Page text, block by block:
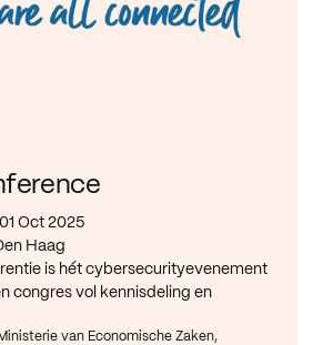
Oct 2025
Haag
is hét cybersecurityevenement
congres vol kennisdeling en
van Economische Zaken,